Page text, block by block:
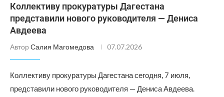
Коллективу прокуратуры Дагестана
представили нового руководителя — Дениса
Авдеева
Автор Салия Магомедова 07.07.2026
Коллективу прокуратуры Дагестана сегодня, 7 июля,
представили нового руководителя — Дениса Авдеева.